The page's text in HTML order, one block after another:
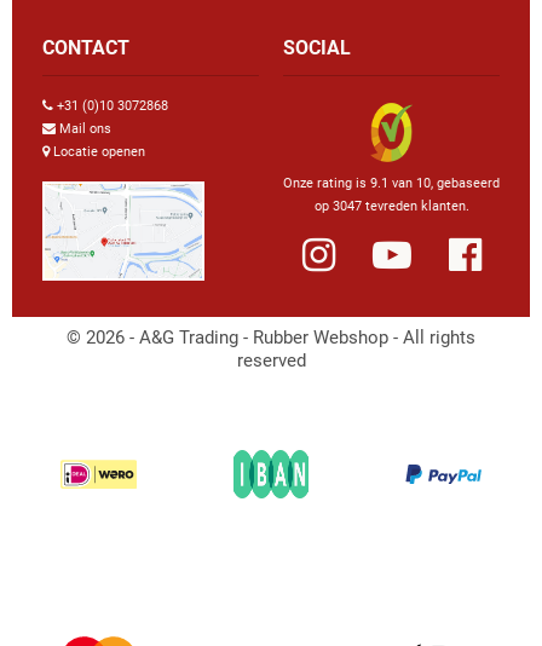
CONTACT
+31 (0)10 3072868
Mail ons
Locatie openen
SOCIAL
Onze rating is 9.1 van 10, gebaseerd
op 3047 tevreden klanten.
© 2026 - A&G Trading - Rubber Webshop - All rights
reserved